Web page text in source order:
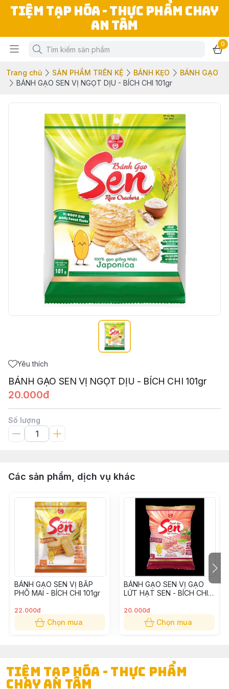
TIỆM TẠP HÓA - THỰC PHẨM CHAY
AN TÂM
0
Trang chủ SẢN PHẨM TRÊN KỆ BÁNH KẸO
BÁNH GẠO
BÁNH GẠO SEN VỊ NGỌT DỊU - BÍCH CHI 101gr
Yêu thích
BÁNH GẠO SEN VỊ NGỌT DỊU - BÍCH CHI 101gr
20.000đ
Số lượng
Các sản phẩm, dịch vụ khác
BÁNH GẠO SEN VỊ BẮP
PHÔ MAI - BÍCH CHI 101gr
22.000đ
Chọn mua
BÁNH GẠO SEN VỊ GẠO
LỨT HẠT SEN - BÍCH CHI
20.000đ
Chọn mua
TIỆM TẠP HÓA - THỰC PHẨM
CHAY AN TÂM